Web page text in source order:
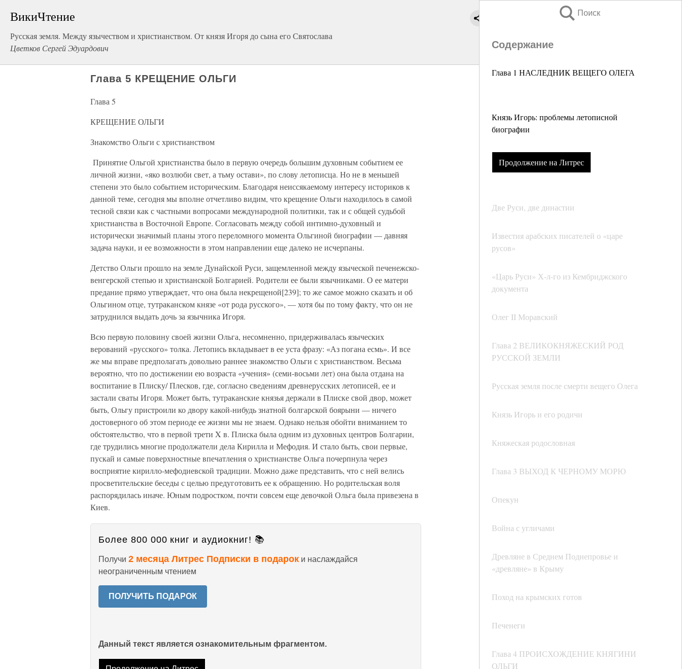
ВикиЧтение
Русская земля. Между язычеством и христианством. От князя Игоря до сына его Святослава
Цветков Сергей Эдуардович
Поиск
Содержание
Глава 1 НАСЛЕДНИК ВЕЩЕГО ОЛЕГА
Князь Игорь: проблемы летописной
биографии
Продолжение на Литрес
Две Руси, две династии
Известия арабских писателей о «царе
русов»
«Царь Руси» Х-л-го из Кембриджского
документа
Олег II Моравский
Глава 2 ВЕЛИКОКНЯЖЕСКИЙ РОД
РУССКОЙ ЗЕМЛИ
Русская земля после смерти вещего Олега
Князь Игорь и его родичи
Княжеская родословная
Глава 3 ВЫХОД К ЧЕРНОМУ МОРЮ
Опекун
Война с угличами
Древляне в Среднем Поднепровье и
«древляне» в Крыму
Поход на крымских готов
Печенеги
Глава 4 ПРОИСХОЖДЕНИЕ КНЯГИНИ
ОЛЬГИ
Глава 5 КРЕЩЕНИЕ ОЛЬГИ
Глава 5
КРЕЩЕНИЕ ОЛЬГИ
Знакомство Ольги с христианством
Принятие Ольгой христианства было в первую очередь большим духовным событием ее
личной жизни, «яко возлюби свет, а тьму остави», по слову летописца. Но не в меньшей
степени это было событием историческим. Благодаря неиссякаемому интересу историков к
данной теме, сегодня мы вполне отчетливо видим, что крещение Ольги находилось в самой
тесной связи как с частными вопросами международной политики, так и с общей судьбой
христианства в Восточной Европе. Согласовать между собой интимно-духовный и
исторически значимый планы этого переломного момента Ольгиной биографии — давняя
задача науки, и ее возможности в этом направлении еще далеко не исчерпаны.
Детство Ольги прошло на земле Дунайской Руси, защемленной между языческой печенежско-
венгерской степью и христианской Болгарией. Родители ее были язычниками. О ее матери
предание прямо утверждает, что она была некрещеной[239]; то же самое можно сказать и об
Ольгином отце, тутраканском князе «от рода русского», — хотя бы по тому факту, что он не
затруднился выдать дочь за язычника Игоря.
Всю первую половину своей жизни Ольга, несомненно, придерживалась языческих
верований «русского» толка. Летопись вкладывает в ее уста фразу: «Аз погана есмь». И все
же мы вправе предполагать довольно раннее знакомство Ольги с христианством. Весьма
вероятно, что по достижении ею возраста «учения» (семи-восьми лет) она была отдана на
воспитание в Плиску/ Плесков, где, согласно сведениям древнерусских летописей, ее и
застали сваты Игоря. Может быть, тутраканские князья держали в Плиске свой двор, может
быть, Ольгу пристроили ко двору какой-нибудь знатной болгарской боярыни — ничего
достоверного об этом периоде ее жизни мы не знаем. Однако нельзя обойти вниманием то
обстоятельство, что в первой трети X в. Плиска была одним из духовных центров Болгарии,
где трудились многие продолжатели дела Кирилла и Мефодия. И стало быть, свои первые,
пускай и самые поверхностные впечатления о христианстве Ольга почерпнула через
восприятие кирилло-мефодиевской традиции. Можно даже представить, что с ней велись
просветительские беседы с целью предуготовить ее к обращению. Но родительская воля
распорядилась иначе. Юным подростком, почти совсем еще девочкой Ольга была привезена в
Киев.
Более 800 000 книг и аудиокниг! 📚
Получи 2 месяца Литрес Подписки в подарок и наслаждайся
неограниченным чтением
ПОЛУЧИТЬ ПОДАРОК
Данный текст является ознакомительным фрагментом.